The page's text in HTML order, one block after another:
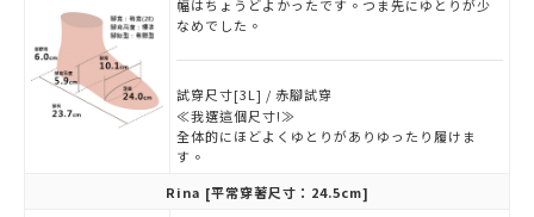
幅はちょうどよかったです。つま先にゆとりが少
なめでした。
試穿尺寸[3L] / 赤腳試穿
≪我選這個尺寸!≫
全体的にほどよくゆとりがありゆったり履けま
す。
Rina [平常穿著尺寸：24.5cm]